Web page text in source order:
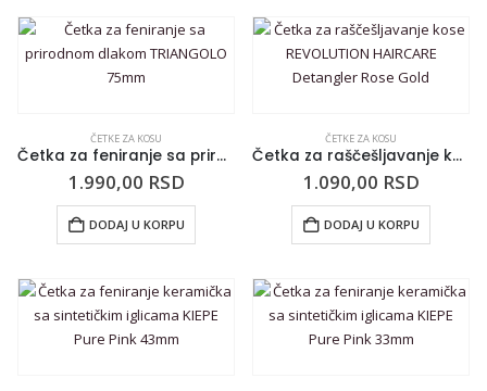
ČETKE ZA KOSU
Četka za feniranje sa prirodnom dlakom TRIANGOLO 75mm
1.990,00 RSD
DODAJ U KORPU
ČETKE ZA KOSU
Četka za raščešljavanje kose REVOLUTION HAIRCARE Detangler Rose Gold
1.090,00 RSD
DODAJ U KORPU